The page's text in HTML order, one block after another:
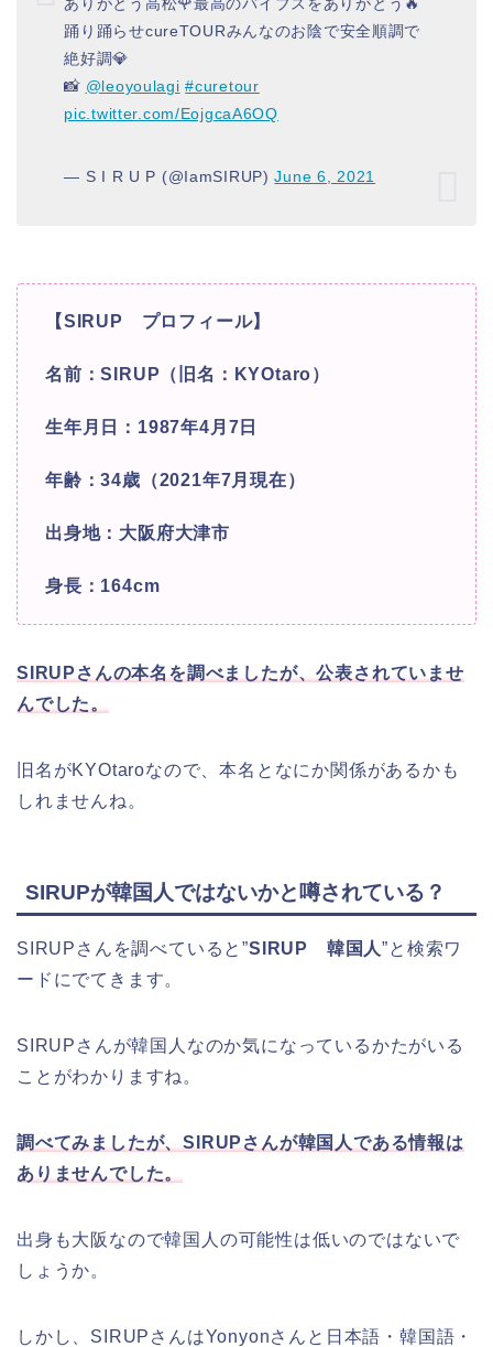
踊り踊らせcureTOURみんなのお陰で安全順調で
絶好調💎
📸 @leoyoulagi #curetour
pic.twitter.com/EojgcaA6OQ
— S I R U P (@IamSIRUP)June 6, 2021
【SIRUP プロフィール】
名前：SIRUP（旧名：KYOtaro）
生年月日：1987年4月7日
年齢：34歳（2021年7月現在）
出身地：大阪府大津市
身長：164cm
SIRUPさんの本名を調べましたが、公表されていませ
んでした。
旧名がKYOtaroなので、本名となにか関係があるかも
しれませんね。
SIRUPが韓国人ではないかと噂されている？
SIRUPさんを調べていると”SIRUP 韓国人”と検索ワ
ードにでてきます。
SIRUPさんが韓国人なのか気になっているかたがいる
ことがわかりますね。
調べてみましたが、SIRUPさんが韓国人である情報は
ありませんでした。
出身も大阪なので韓国人の可能性は低いのではないで
しょうか。
しかし、SIRUPさんはYonyonさんと日本語・韓国語・